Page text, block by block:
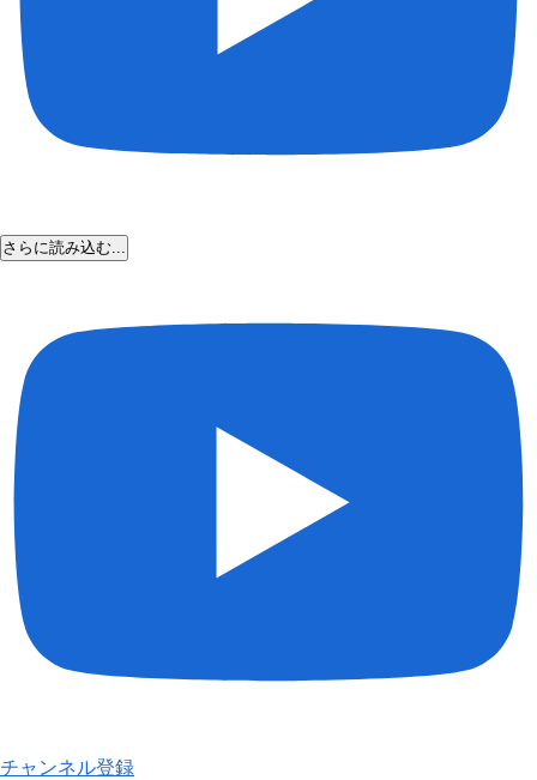
さらに読み込む...
チャンネル登録